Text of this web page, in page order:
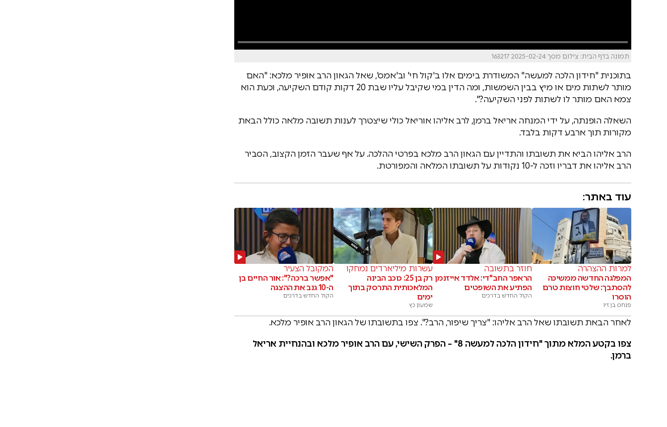
תמונה בדף הבית: צילום מסך 2025-02-24 163217
בתוכנית "חידון הלכה למעשה" המשודרת בימים אלו ב'קול חי' וב'אמס', שאל הגאון הרב אופיר מלכא: "האם
מותר לשתות מים או מיץ בבין השמשות, ומה הדין במי שקיבל עליו שבת 20 דקות קודם השקיעה, וכעת הוא
צמא האם מותר לו לשתות לפני השקיעה?".
השאלה הופנתה, על ידי המנחה אריאל ברמן, לרב אליהו אוריאל כולי שיצטרך לענות תשובה מלאה כולל הבאת
מקורות תוך ארבע דקות בלבד.
הרב אליהו הביא את תשובתו והתדיין עם הגאון הרב מלכא בפרטי ההלכה. על אף שעבר הזמן הקצוב, הסביר
הרב אליהו את דבריו וזכה ל-10 נקודות על תשובתו המלאה והמפורטת.
עוד באתר:
למרות ההצהרה
המפלגה החדשה ממשיכה
להסתבך: שלטי חוצות טרם
הוסרו
פנחס בן זיו
חוזר בתשובה
הראפר החב"די: אלדד אייזנמן
הפתיע את השופטים
הקול החדש בדרכים
עשרות מיליארדים נמחקו
רק בן 25: כוכב הבינה
המלאכותית התרסק בתוך
ימים
שמעון כץ
המקובל הצעיר
"אפשר ברכה?": אור החיים בן
ה-10 גנב את ההצגה
הקול החדש בדרכים
לאחר הבאת תשובתו שאל הרב אליהו: "צריך שיפור, הרב?". צפו בתשובתו של הגאון הרב אופיר מלכא.
צפו בקטע המלא מתוך "חידון הלכה למעשה 8" – הפרק השישי, עם הרב אופיר מלכא ובהנחיית אריאל
ברמן.